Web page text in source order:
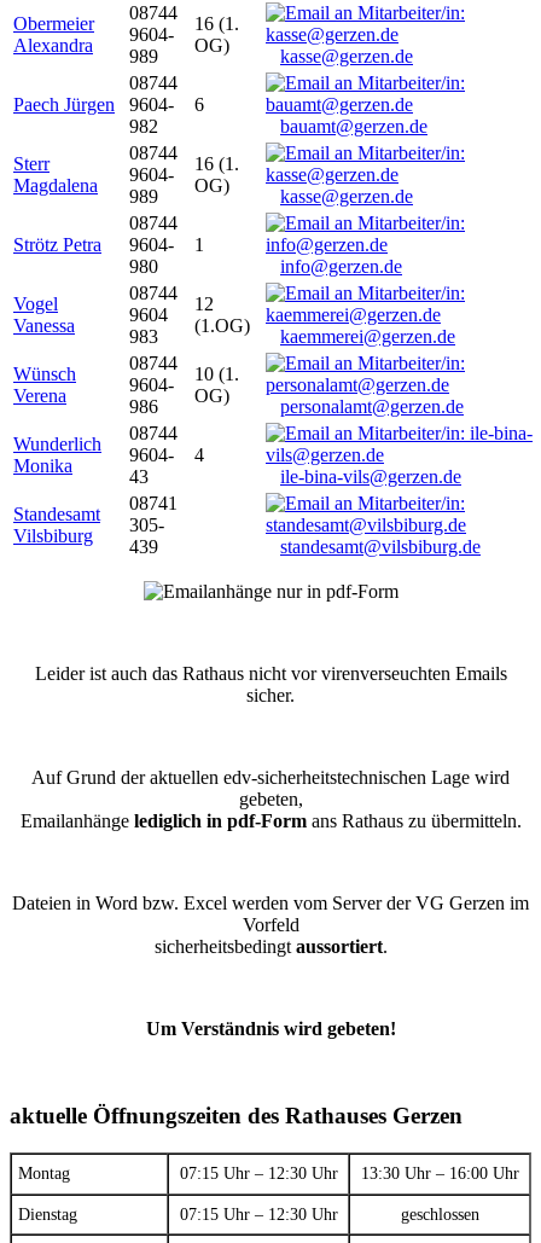
Obermeier
Alexandra
08744
9604-
989
16 (1.
OG)
kasse@gerzen.de
Paech Jürgen
08744
9604-
982
6
bauamt@gerzen.de
Sterr
Magdalena
08744
9604-
989
16 (1.
OG)
kasse@gerzen.de
Strötz Petra
08744
9604-
980
1
info@gerzen.de
Vogel
Vanessa
08744
9604
983
12
(1.OG)
kaemmerei@gerzen.de
Wünsch
Verena
08744
9604-
986
10 (1.
OG)
personalamt@gerzen.de
Wunderlich
Monika
08744
9604-
43
4
ile-bina-vils@gerzen.de
Standesamt
Vilsbiburg
08741
305-
439
standesamt@vilsbiburg.de
Leider ist auch das Rathaus nicht vor virenverseuchten Emails
sicher.
Auf Grund der aktuellen edv-sicherheitstechnischen Lage wird
gebeten,
Emailanhänge lediglich in pdf-Formans Rathaus zu übermitteln.
Dateien in Word bzw. Excel werden vom Server der VG Gerzen im
Vorfeld
sicherheitsbedingt aussortiert.
Um Verständnis wird gebeten!
aktuelle Öffnungszeiten des Rathauses Gerzen
Montag 07:15 Uhr – 12:30 Uhr 13:30 Uhr – 16:00 Uhr
Dienstag 07:15 Uhr – 12:30 Uhr geschlossen